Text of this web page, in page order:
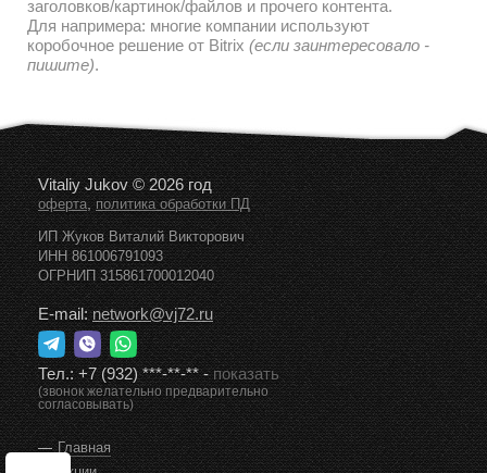
заголовков/картинок/файлов и прочего контента.
Для напримера: многие компании используют
коробочное решение от Bitrix (если заинтересовало -
пишите).
Vitaliy Jukov © 2026 год
оферта,политика обработки ПД
ИП Жуков Виталий Викторович
ИНН 861006791093
ОГРНИП 315861700012040
E-mail:network@vj72.ru
Тел.:+7 (932) ***-**-**-показать
(звонок желательно предварительно
согласовывать)
Главная